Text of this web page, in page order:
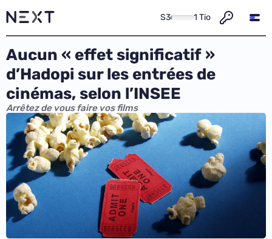
S3 1 Tio
Aucun « effet significatif »
d’Hadopi sur les entrées de
cinémas, selon l’INSEE
Arrêtez de vous faire vos films